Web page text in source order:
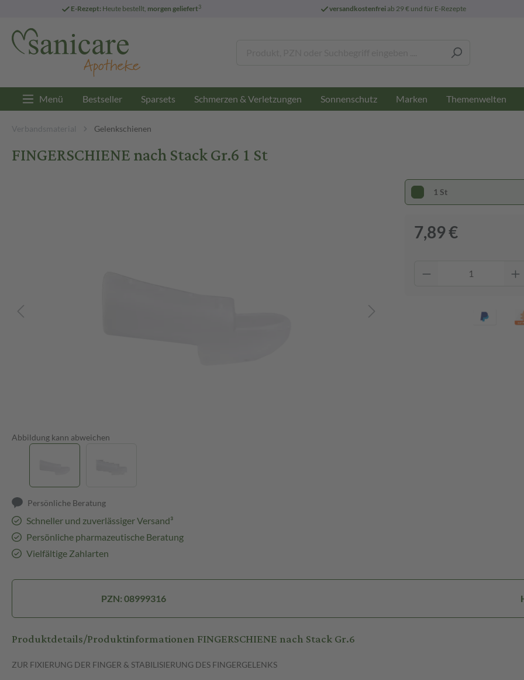
E-Rezept: Heute bestellt, morgen geliefert3 versandkostenfreiab 29 € und für E-Rezepte
Menü Bestseller Sparsets Schmerzen & Verletzungen Sonnenschutz Marken Themenwelten
Verbandsmaterial Gelenkschienen
FINGERSCHIENE nach Stack Gr.6 1 St
Abbildung kann abweichen
Persönliche Beratung
Schneller und zuverlässiger Versand³
Persönliche pharmazeutische Beratung
Vielfältige Zahlarten
1 St
7,89 €
PZN: 08999316
Produktdetails/Produktinformationen FINGERSCHIENE nach Stack Gr.6
ZUR FIXIERUNG DER FINGER & STABILISIERUNG DES FINGERGELENKS